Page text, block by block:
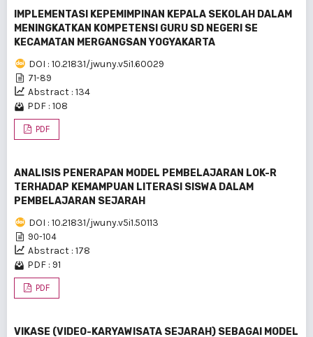
IMPLEMENTASI KEPEMIMPINAN KEPALA SEKOLAH DALAM
MENINGKATKAN KOMPETENSI GURU SD NEGERI SE
KECAMATAN MERGANGSAN YOGYAKARTA
DOI : 10.21831/jwuny.v5i1.60029
71-89
Abstract : 134
PDF : 108
PDF
ANALISIS PENERAPAN MODEL PEMBELAJARAN LOK-R
TERHADAP KEMAMPUAN LITERASI SISWA DALAM
PEMBELAJARAN SEJARAH
DOI : 10.21831/jwuny.v5i1.50113
90-104
Abstract : 178
PDF : 91
PDF
VIKASE (VIDEO-KARYAWISATA SEJARAH) SEBAGAI MODEL